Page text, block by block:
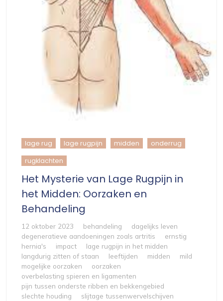
lage rug lage rugpijn midden onderrug
rugklachten
Het Mysterie van Lage Rugpijn in
het Midden: Oorzaken en
Behandeling
12 oktober 2023 behandeling
dagelijks leven
degeneratieve aandoeningen zoals artritis
ernstig
hernia's
impact
lage rugpijn in het midden
langdurig zitten of staan
leeftijden midden
mild
mogelijke oorzaken
oorzaken
overbelasting spieren en ligamenten
pijn tussen onderste ribben en bekkengebied
slechte houding
slijtage tussenwervelschijven